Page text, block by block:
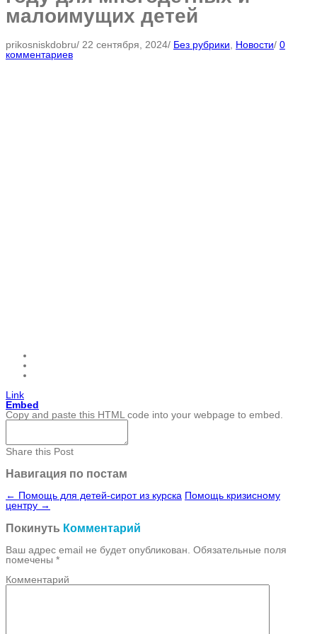
малоимущих детей
prikosniskdobru/ 22 сентября, 2024/ Без рубрики Новости/ 0
комментариев
Link
Embed
Copy and paste this HTML code into your webpage to embed.
Share this Post
Навигация по постам
← Помощь для детей-сирот из курска Помощь кризисному
центру →
Покинуть Комментарий
Ваш адрес email не будет опубликован. Обязательные поля
помечены *
Комментарий